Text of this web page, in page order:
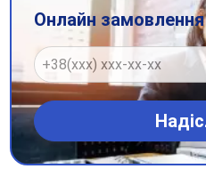
Онлайн замовлення